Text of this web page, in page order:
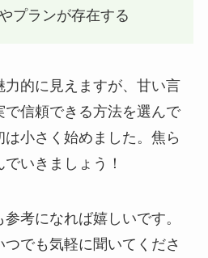
プランが存在する
力的に見えますが、甘い言
信頼できる方法を選んで
は小さく始めました。焦ら
いきましょう！
考になれば嬉しいです。
でも気軽に聞いてくださ